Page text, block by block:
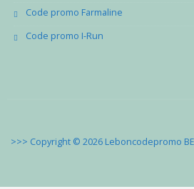
Code promo Farmaline
Code promo I-Run
>>> Copyright © 2026 Leboncodepromo